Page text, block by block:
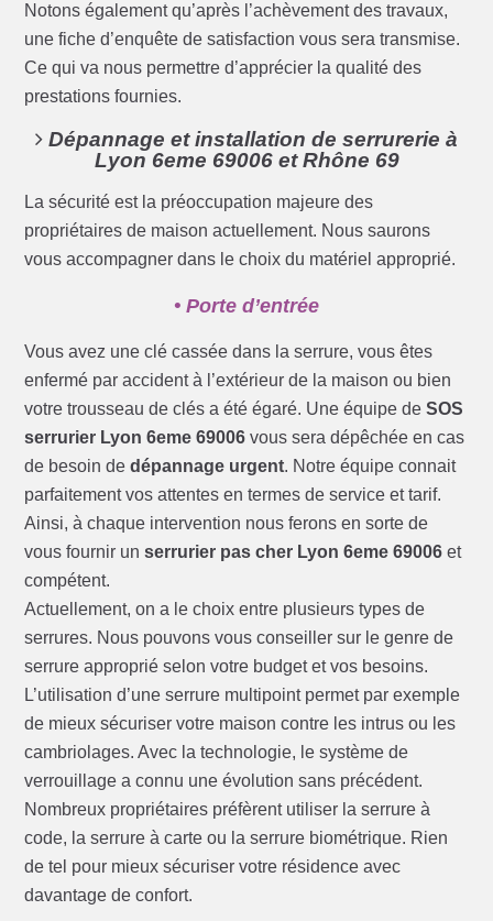
Notons également qu’après l’achèvement des travaux,
une fiche d’enquête de satisfaction vous sera transmise.
Ce qui va nous permettre d’apprécier la qualité des
prestations fournies.
Dépannage et installation de serrurerie à
Lyon 6eme 69006 et Rhône 69
La sécurité est la préoccupation majeure des
propriétaires de maison actuellement. Nous saurons
vous accompagner dans le choix du matériel approprié.
• Porte d’entrée
Vous avez une clé cassée dans la serrure, vous êtes
enfermé par accident à l’extérieur de la maison ou bien
votre trousseau de clés a été égaré. Une équipe deSOS
serrurier Lyon 6eme 69006 vous sera dépêchée en cas
de besoin dedépannage urgent. Notre équipe connait
parfaitement vos attentes en termes de service et tarif.
Ainsi, à chaque intervention nous ferons en sorte de
vous fournir unserrurier pas cher Lyon 6eme 69006 et
compétent.
Actuellement, on a le choix entre plusieurs types de
serrures. Nous pouvons vous conseiller sur le genre de
serrure approprié selon votre budget et vos besoins.
L’utilisation d’une serrure multipoint permet par exemple
de mieux sécuriser votre maison contre les intrus ou les
cambriolages. Avec la technologie, le système de
verrouillage a connu une évolution sans précédent.
Nombreux propriétaires préfèrent utiliser la serrure à
code, la serrure à carte ou la serrure biométrique. Rien
de tel pour mieux sécuriser votre résidence avec
davantage de confort.